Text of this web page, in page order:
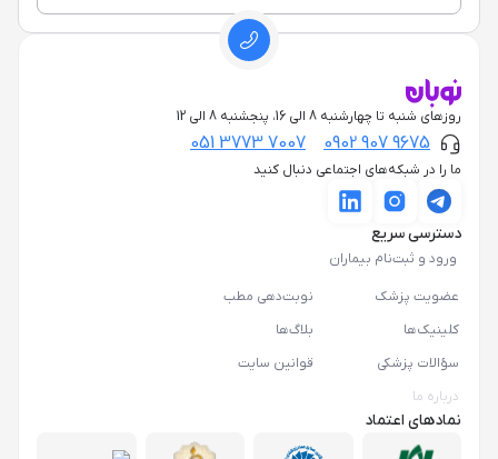
روزهای شنبه تا چهارشنبه 8 الی 16، پنجشنبه 8 الی 12
0902 907 9675
051 3773 7007
ما را در شبکه‌های اجتماعی دنبال کنید
دسترسی سریع
ورود و ثبت‌نام بیماران
عضویت پزشک
نوبت‌دهی مطب
کلینیک‌ها
بلاگ‌ها
سؤالات پزشکی
قوانین سایت
درباره ما
نمادهای اعتماد